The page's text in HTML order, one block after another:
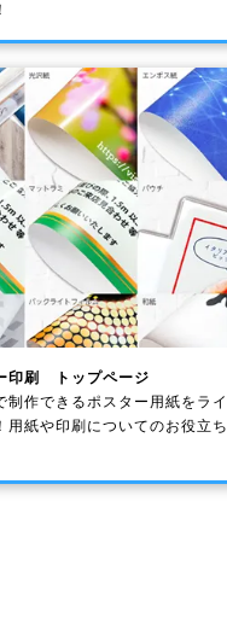
印刷 トップページ
制作できるポスター用紙をライ
用紙や印刷についてのお役立ち